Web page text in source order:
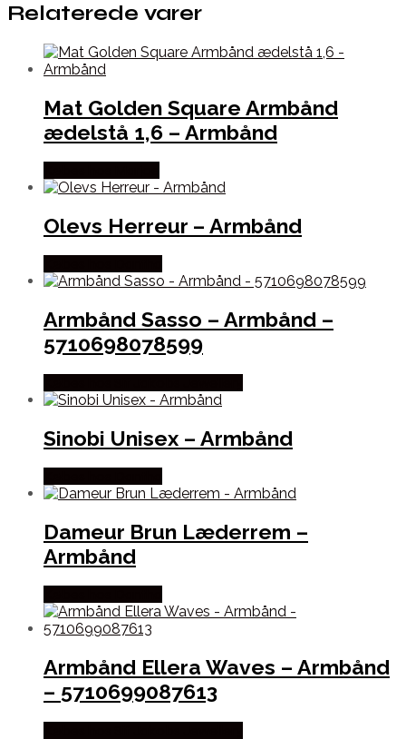
Relaterede varer
Mat Golden Square Armbånd
ædelstå 1,6 – Armbånd
Olevs Herreur – Armbånd
Armbånd Sasso – Armbånd –
5710698078599
Sinobi Unisex – Armbånd
Dameur Brun Læderrem –
Armbånd
Armbånd Ellera Waves – Armbånd
– 5710699087613